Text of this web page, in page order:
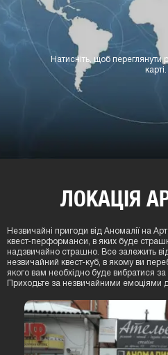
Натисніть, щоб переглянути
карті.
ЛОКАЦIЯ
Незвичайні пригоди від Аномалії на
квест-перформанси, в яких буде
надзвичайно страшно. Все залежить
незвичайний квест-куб, в якому ви
якого вам необхідно буде вибратися за
Приходьте за незвичайними емоціями